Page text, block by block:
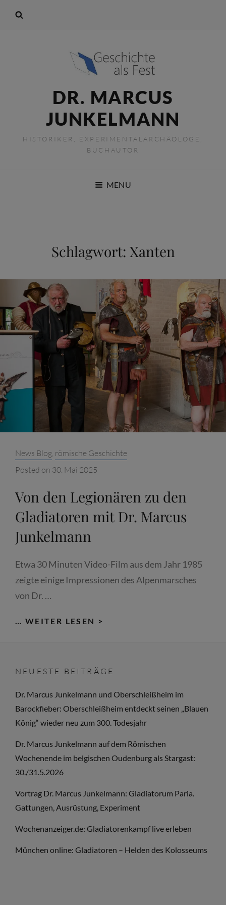
DR. MARCUS
JUNKELMANN
HISTORIKER, EXPERIMENTALARCHÄOLOGE,
BUCHAUTOR
MENU
Schlagwort: Xanten
Categories:
News Blog römische Geschichte
Posted on 30. Mai 2025
Von den Legionären zu den
Gladiatoren mit Dr. Marcus
Junkelmann
Etwa 30 Minuten Video-Film aus dem Jahr 1985
zeigte einige Impressionen des Alpenmarsches
von Dr. …
… WEITER LESEN >
DEN
GLADIATOREN
MIT
DR.
JUNKELMANN
NEUESTE BEITRÄGE
Dr. Marcus Junkelmann und Oberschleißheim im
Barockfieber: Oberschleißheim entdeckt seinen „Blauen
König“ wieder neu zum 300. Todesjahr
Dr. Marcus Junkelmann auf dem Römischen
Wochenende im belgischen Oudenburg als Stargast:
30./31.5.2026
Vortrag Dr. Marcus Junkelmann: Gladiatorum Paria.
Gattungen, Ausrüstung, Experiment
Wochenanzeiger.de: Gladiatorenkampf live erleben
München online: Gladiatoren – Helden des Kolosseums